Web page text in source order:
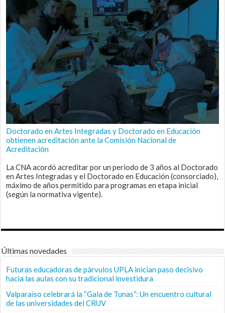
Doctorado en Artes Integradas y Doctorado en Educación
obtienen acreditación ante la Comisión Nacional de
Acreditación
La CNA acordó acreditar por un periodo de 3 años al Doctorado
en Artes Integradas y el Doctorado en Educación (consorciado),
máximo de años permitido para programas en etapa inicial
(según la normativa vigente).
Últimas novedades
Futuras educadoras de párvulos UPLA inician paso decisivo
hacia las aulas con su tradicional investidura
Valparaíso celebrará la “Gala de Tunas”: Un encuentro cultural
de las universidades del CRUV